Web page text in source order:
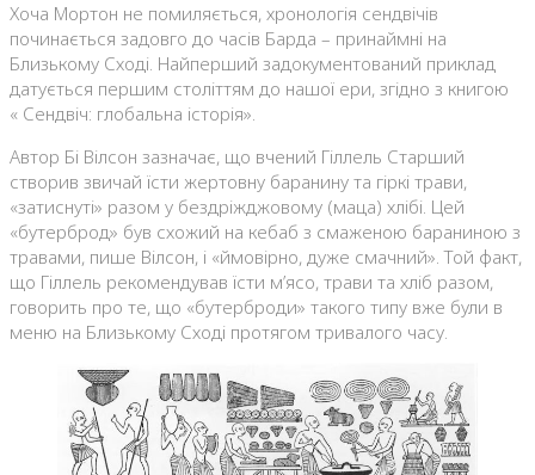
Хоча Мортон не помиляється, хронологія сендвічів
починається задовго до часів Барда – принаймні на
Близькому Сході. Найперший задокументований приклад
датується першим століттям до нашої ери, згідно з книгою
« Сендвіч: глобальна історія».
Автор Бі Вілсон зазначає, що вчений Гіллель Старший
створив звичай їсти жертовну баранину та гіркі трави,
«затиснуті» разом у бездріжджовому (маца) хлібі. Цей
«бутерброд» був схожий на кебаб з смаженою бараниною з
травами, пише Вілсон, і «ймовірно, дуже смачний». Той факт,
що Гіллель рекомендував їсти м’ясо, трави та хліб разом,
говорить про те, що «бутерброди» такого типу вже були в
меню на Близькому Сході протягом тривалого часу.